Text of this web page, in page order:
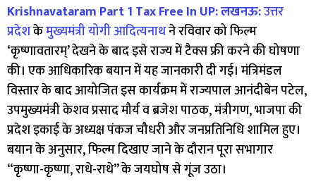
Krishnavataram Part 1 Tax Free In UP:लखनऊ:उत्तर
प्रदेशकेमुख्यमंत्री योगी आदित्यनाथने रविवार को फिल्म
‘कृष्णावतारम्’ देखने के बाद इसे राज्य में टैक्स फ्री करने की घोषणा
की। एक आधिकारिक बयान में यह जानकारी दी गई। मंत्रिमंडल
विस्तार के बाद आयोजित इस कार्यक्रम में राज्यपाल आनंदीबेन पटेल,
उपमुख्यमंत्री केशव प्रसाद मौर्य व ब्रजेश पाठक, मंत्रीगण, भाजपा की
प्रदेश इकाई के अध्यक्ष पंकज चौधरी और जनप्रतिनिधि शामिल हुए।
बयान के अनुसार, फिल्म दिखाए जाने के दौरान पूरा सभागार
“कृष्णा-कृष्णा, राधे-राधे” के जयघोष से गूंज उठा।